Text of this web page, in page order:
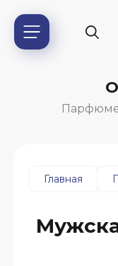
Главная